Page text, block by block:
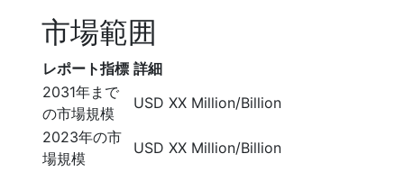
市場範囲
レポート指標 詳細
2031年まで
の市場規模
USD XX Million/Billion
2023年の市
場規模
USD XX Million/Billion